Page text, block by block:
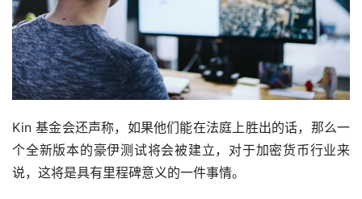
Kin 基金会还声称，如果他们能在法庭上胜出的话，那么一
个全新版本的豪伊测试将会被建立，对于加密货币行业来
说，这将是具有里程碑意义的一件事情。